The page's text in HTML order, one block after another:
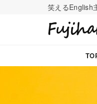
笑えるEnglish